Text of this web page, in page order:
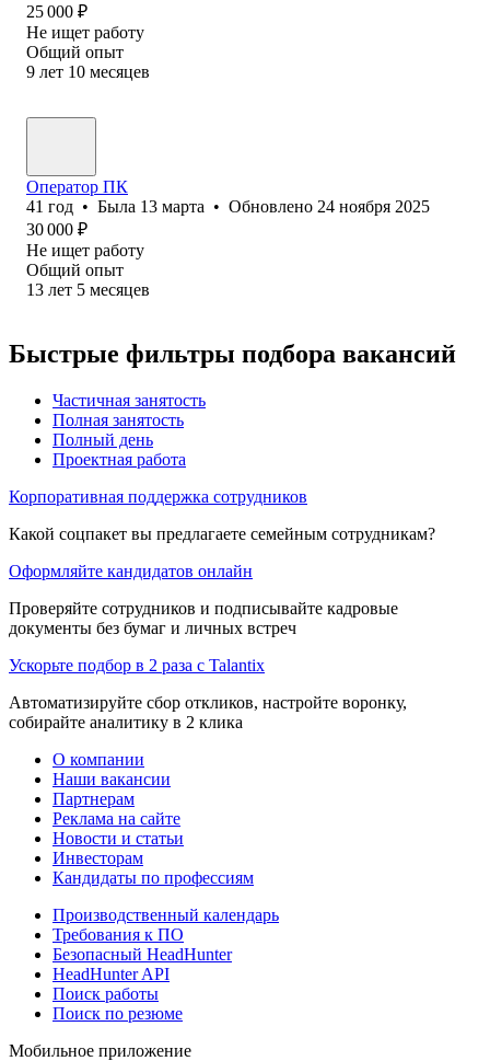
25 000 ₽
Не ищет работу
Общий опыт
9 лет 10 месяцев
Оператор ПК
41 год • Была 13 марта • Обновлено 24 ноября 2025
30 000 ₽
Не ищет работу
Общий опыт
13 лет 5 месяцев
Быстрые фильтры подбора вакансий
Частичная занятость
Полная занятость
Полный день
Проектная работа
Корпоративная поддержка сотрудников
Какой соцпакет вы предлагаете семейным сотрудникам?
Оформляйте кандидатов онлайн
Проверяйте сотрудников и подписывайте кадровые
документы без бумаг и личных встреч
Ускорьте подбор в 2 раза с Talantix
Автоматизируйте сбор откликов, настройте воронку,
собирайте аналитику в 2 клика
О компании
Наши вакансии
Партнерам
Реклама на сайте
Новости и статьи
Инвесторам
Кандидаты по профессиям
Производственный календарь
Требования к ПО
Безопасный HeadHunter
HeadHunter API
Поиск работы
Поиск по резюме
Мобильное приложение